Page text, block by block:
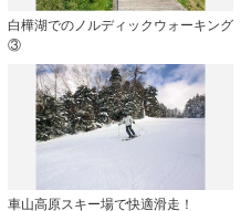
白樺湖でのノルディックウォーキング
③
車山高原スキー場で快適滑走！